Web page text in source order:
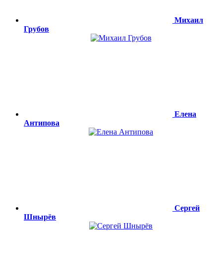
Михаил
Грубов
Елена
Антипова
Сергей
Шнырёв